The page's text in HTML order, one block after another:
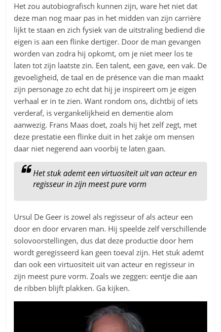
Het zou autobiografisch kunnen zijn, ware het niet dat
deze man nog maar pas in het midden van zijn carrière
lijkt te staan en zich fysiek van de uitstraling bediend die
eigen is aan een flinke dertiger. Door de man gevangen
worden van zodra hij opkomt, om je niet meer los te
laten tot zijn laatste zin. Een talent, een gave, een vak. De
gevoeligheid, de taal en de présence van die man maakt
zijn personage zo echt dat hij je inspireert om je eigen
verhaal er in te zien. Want rondom ons, dichtbij of iets
verderaf, is vergankelijkheid en dementie alom
aanwezig. Frans Maas doet, zoals hij het zelf zegt, met
deze prestatie een flinke duit in het zakje om mensen
daar niet negerend aan voorbij te laten gaan.
Het stuk ademt een virtuositeit uit van acteur en
regisseur in zijn meest pure vorm
Ursul De Geer is zowel als regisseur of als acteur een
door en door ervaren man. Hij speelde zelf verschillende
solovoorstellingen, dus dat deze productie door hem
wordt geregisseerd kan geen toeval zijn. Het stuk ademt
dan ook een virtuositeit uit van acteur en regisseur in
zijn meest pure vorm. Zoals we zeggen: eentje die aan
de ribben blijft plakken. Ga kijken.